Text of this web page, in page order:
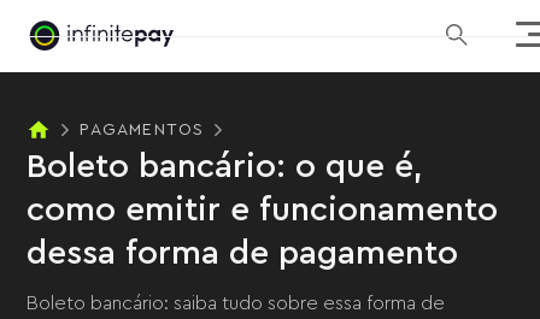
PAGAMENTOS
Boleto bancário: o que é,
como emitir e funcionamento
dessa forma de pagamento
Boleto bancário: saiba tudo sobre essa forma de